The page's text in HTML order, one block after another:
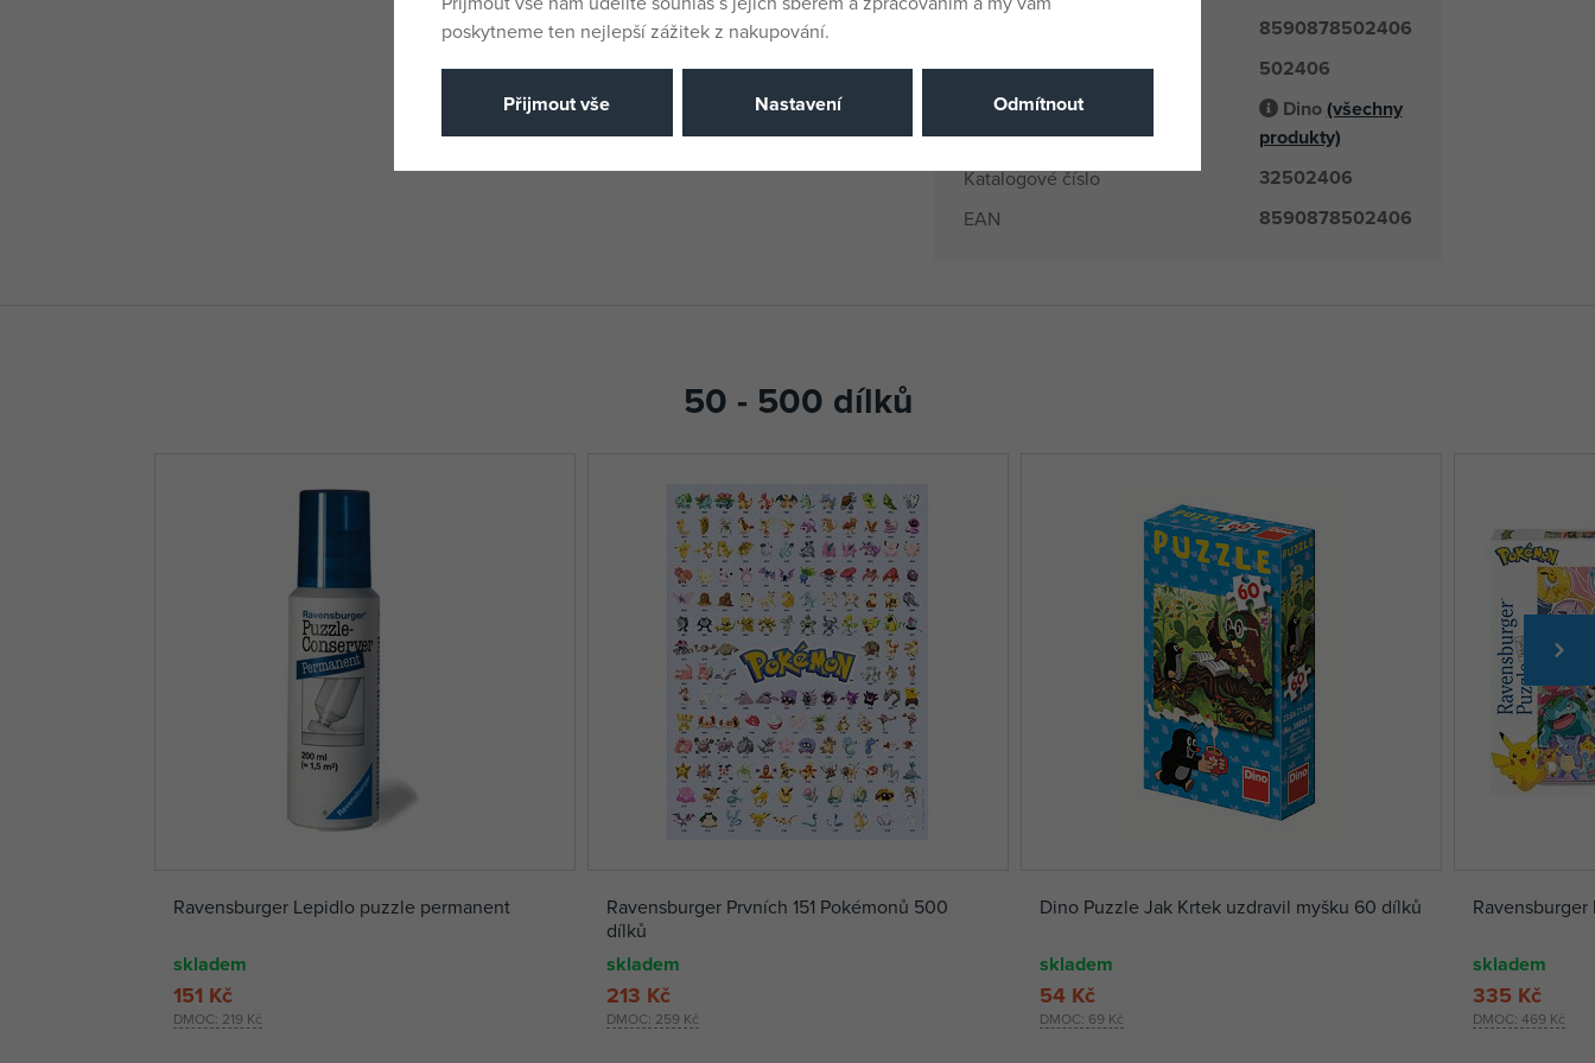
8590878502406
Dodavatelské číslo 502406
Dino(všechny
produkty)
Katalogové číslo 32502406
EAN 8590878502406
50 - 500 dílků
Ravensburger Lepidlo puzzle permanent
skladem
DMOC: 219 Kč
151 Kč
Ravensburger Prvních 151 Pokémonů 500
dílků
skladem
DMOC: 259 Kč
213 Kč
Dino Puzzle Jak Krtek uzdravil myšku 60 dílků
skladem
DMOC: 69 Kč
54 Kč
skladem
DMOC: 469 Kč
335 Kč
poskytneme ten nejlepší zážitek z nakupování.
Přijmout vše Nastavení Odmítnout